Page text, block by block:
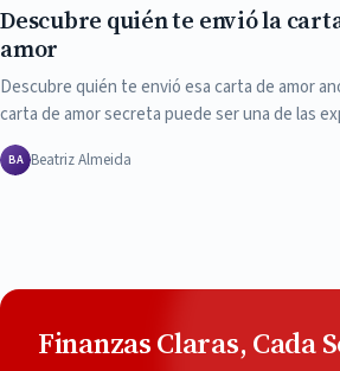
Descubre quién te envió la
amor
Descubre quién te envió esa carta de amor
carta de amor secreta puede ser una de las
BA Beatriz Almeida
Finanzas Claras, Cada